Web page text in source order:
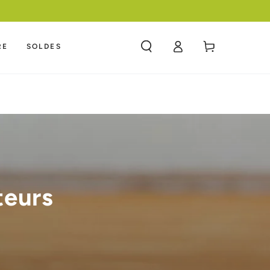
SOLDES Connexion Panier